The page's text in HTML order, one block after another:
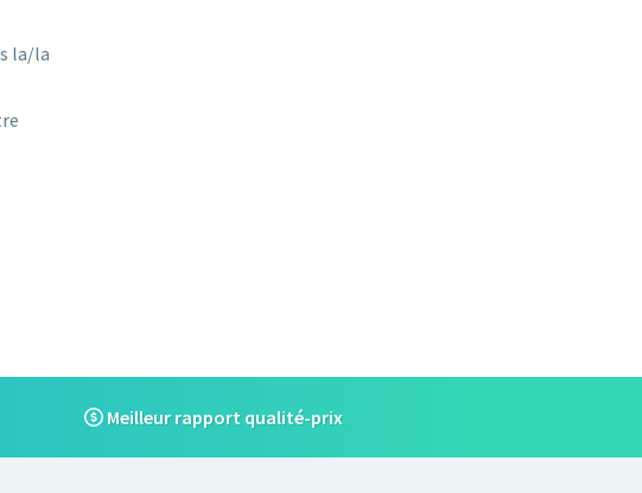
la/la
Meilleur rapport qualité-prix